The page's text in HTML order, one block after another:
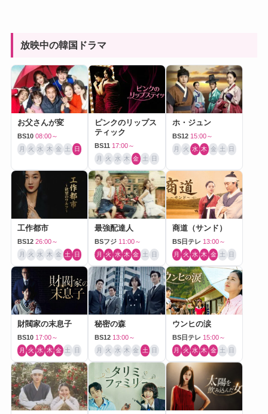
放映中の韓国ドラマ
お父さんが変
BS10 08:00～
月 火 水 木 金 土 日
ピンクのリップス
ティック
BS11 17:00～
月 火 水 木 金 土 日
ホ・ジュン
BS12 15:00～
月 火 水 木 金 土 日
工作都市
BS12 26:00～
月 火 水 木 金 土 日
最強配達人
BSフジ 11:00～
月 火 水 木 金 土 日
商道（サンド）
BS日テレ 13:00～
月 火 水 木 金 土 日
財閥家の末息子
BS10 17:00～
月 火 水 木 金 土 日
秘密の森
BS12 13:00～
月 火 水 木 金 土 日
ウンヒの涙
BS日テレ 15:00～
月 火 水 木 金 土 日